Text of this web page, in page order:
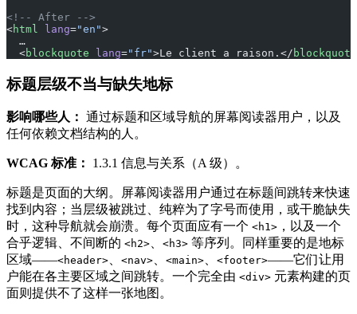
<!-- After -->
<html lang="en">
  …
  <
blockquote lang="fr">Le client a raison.</ blockquote
标题层级不当与缺失地标
影响哪些人： 通过标题和区域导航的屏幕阅读器用户，以及
任何依赖文档结构的人。
WCAG 标准： 1.3.1 信息与关系（A 级）。
标题是页面的大纲。屏幕阅读器用户通过在标题间跳转来快速
找到内容；当层级被跳过、纯粹为了字号而使用，或干脆缺失
时，这种导航就会崩溃。每个页面应有一个 <h1> ，以及一个
合乎逻辑、不间断的 <h2> <h3> 等序列。同样重要的是地标
区域——<header> <nav> <main> <footer>——它们让用
户能在各主要区域之间跳转。一个完全由 <div> 元素构建的页
面则提供不了这样一张地图。